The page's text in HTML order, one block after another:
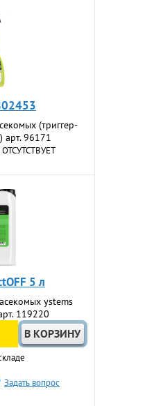
(триггер-
арт. 96171
5 л
ystems
119220
Задать вопрос